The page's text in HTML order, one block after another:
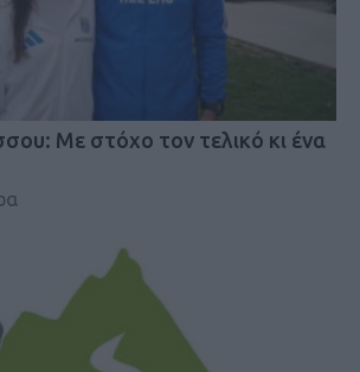
Με στόχο τον τελικό κι ένα